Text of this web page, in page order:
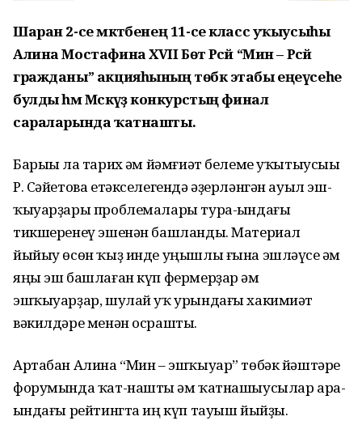
Шаран 2-се мәктәбенең 11-се класс уҡыусыһы
Алина Мостафина XVII Бөтә Рәсәй “Мин – Рәсәй
гражданы” акцияһының төбәк этабы еңеүсеһе
булды һәм Мәскәүҙә конкурстың финал
сараларында ҡатнашты.
Барыһы ла тарих һәм йәмғиәт белеме уҡытыусыһы
Р. Сәйетова етәкселегендә әҙерләнгән ауыл эш-
ҡыуарҙары проблемалары тура-һындағы
тикшеренеү эшенән башланды. Материал
йыйыу өсөн ҡыҙ инде уңышлы ғына эшләүсе һәм
яңы эш башлаған күп фермерҙар һәм
эшҡыуарҙар, шулай уҡ урындағы хакимиәт
вәкилдәре менән осрашты.
Артабан Алина “Мин – эшҡыуар” төбәк йәштәре
форумында ҡат-нашты һәм ҡатнашыусылар ара-
һындағы рейтингта иң күп тауыш йыйҙы.